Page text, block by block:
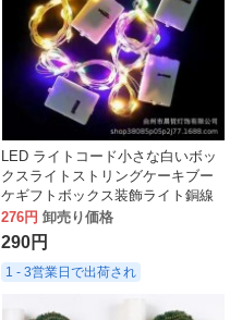
LED ライトコード小さな白いボッ
クスライトストリングケーキブー
ケギフトボックス装飾ライト銅線
ストリングライトホリデーアレン
ジメントランタン
276円 卸売り価格
290円
1 - 3営業日で出荷され